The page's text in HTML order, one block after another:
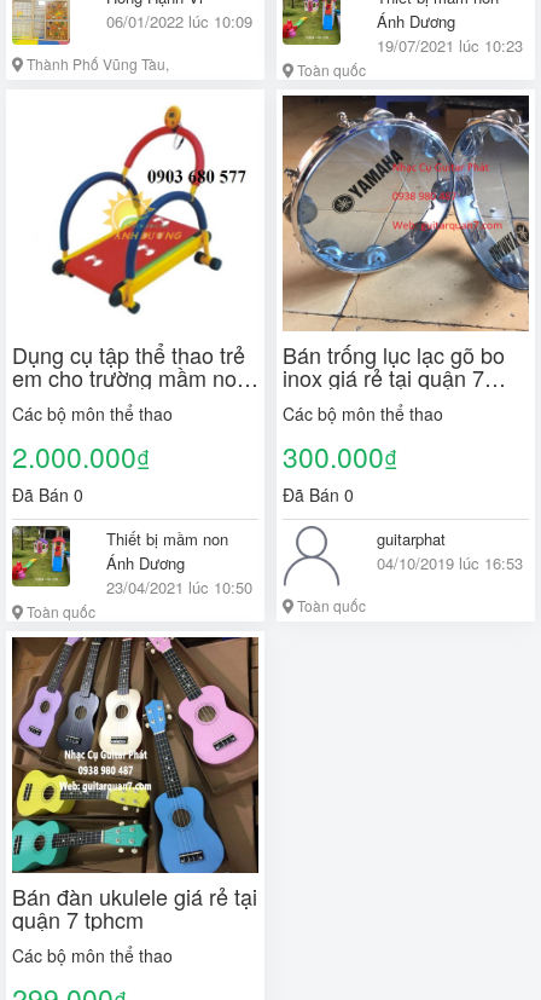
06/01/2022 lúc 10:09
Thành Phố Vũng Tàu,
Ánh Dương
19/07/2021 lúc 10:23
Toàn quốc
Dụng cụ tập thể thao trẻ
em cho trường mầm non,
công viên, khu vui chơi
Các bộ môn thể thao
2.000.000₫
Đã Bán 0
Thiết bị mầm non
Ánh Dương
23/04/2021 lúc 10:50
Toàn quốc
Bán trống lục lạc gõ bo
inox giá rẻ tại quận 7
tphcm
Các bộ môn thể thao
300.000₫
Đã Bán 0
guitarphat
04/10/2019 lúc 16:53
Toàn quốc
Bán đàn ukulele giá rẻ tại
quận 7 tphcm
Các bộ môn thể thao